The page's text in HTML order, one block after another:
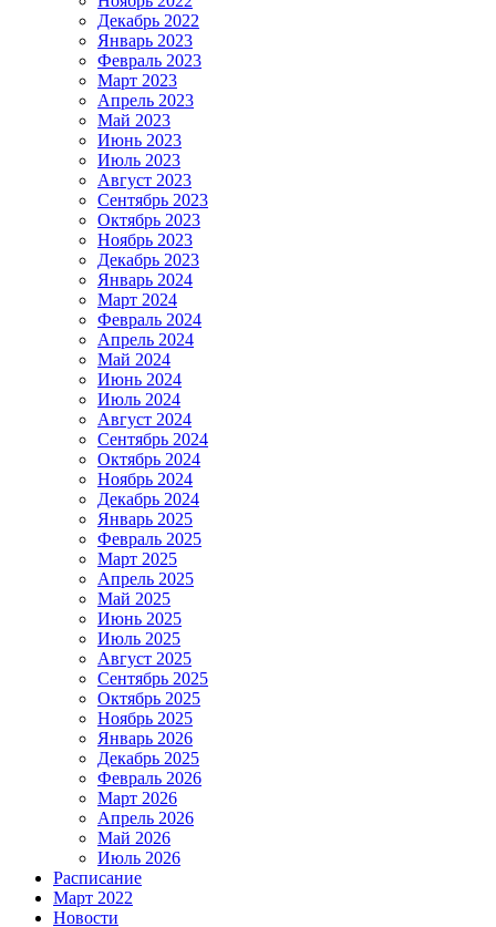
Декабрь 2022
Январь 2023
Февраль 2023
Март 2023
Апрель 2023
Май 2023
Июнь 2023
Июль 2023
Август 2023
Сентябрь 2023
Октябрь 2023
Ноябрь 2023
Декабрь 2023
Январь 2024
Март 2024
Февраль 2024
Апрель 2024
Май 2024
Июнь 2024
Июль 2024
Август 2024
Сентябрь 2024
Октябрь 2024
Ноябрь 2024
Декабрь 2024
Январь 2025
Февраль 2025
Март 2025
Апрель 2025
Май 2025
Июнь 2025
Июль 2025
Август 2025
Сентябрь 2025
Октябрь 2025
Ноябрь 2025
Январь 2026
Декабрь 2025
Февраль 2026
Март 2026
Апрель 2026
Май 2026
Июль 2026
Расписание
Март 2022
Новости